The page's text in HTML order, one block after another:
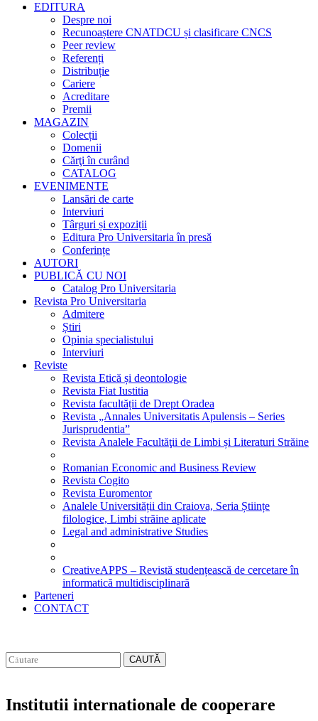
EDITURA
Despre noi
Recunoaștere CNATDCU și clasificare CNCS
Peer review
Referenți
Distribuție
Cariere
Acreditare
Premii
MAGAZIN
Colecții
Domenii
Cărţi în curând
CATALOG
EVENIMENTE
Lansări de carte
Interviuri
Târguri și expoziții
Editura Pro Universitaria în presă
Conferințe
AUTORI
PUBLICĂ CU NOI
Catalog Pro Universitaria
Revista Pro Universitaria
Admitere
Știri
Opinia specialistului
Interviuri
Reviste
Revista Etică și deontologie
Revista Fiat Iustitia
Revista facultății de Drept Oradea
Revista „Annales Universitatis Apulensis – Series
Jurisprudentia”
Revista Analele Facultăţii de Limbi și Literaturi Străine
Romanian Economic and Business Review
Revista Cogito
Revista Euromentor
Analele Universității din Craiova, Seria Științe
filologice, Limbi străine aplicate
Legal and administrative Studies
CreativeAPPS – Revistă studențească de cercetare în
informatică multidisciplinară
Parteneri
CONTACT
CAUTĂ
Institutii internationale de cooperare